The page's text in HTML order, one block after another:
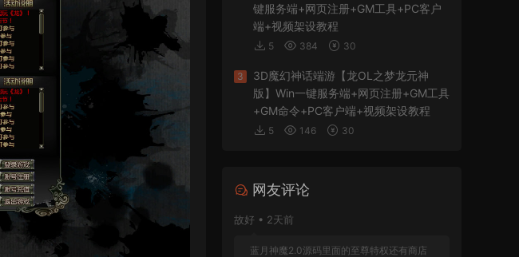
键服务端+网页注册+GM工具+PC客户
端+视频架设教程
5 384 30
3
3D魔幻神话端游【龙OL之梦龙元神
版】Win一键服务端+网页注册+GM工具
+GM命令+PC客户端+视频架设教程
5 146 30
网友评论
故好 • 2天前
蓝月神魔2.0源码里面的至尊特权还有商店